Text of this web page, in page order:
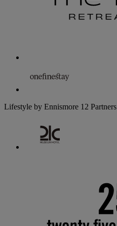
Lifestyle by Ennismore 12 Partners